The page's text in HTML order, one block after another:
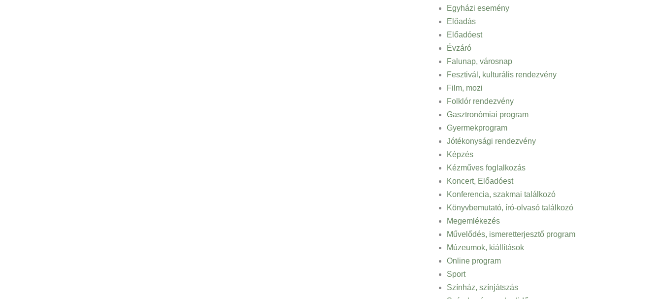
Egyházi esemény
Előadás
Előadóest
Évzáró
Falunap, városnap
Fesztivál, kulturális rendezvény
Film, mozi
Folklór rendezvény
Gasztronómiai program
Gyermekprogram
Jótékonysági rendezvény
Képzés
Kézműves foglalkozás
Koncert, Előadóest
Konferencia, szakmai találkozó
Könyvbemutató, író-olvasó találkozó
Megemlékezés
Művelődés, ismeretterjesztő program
Múzeumok, kiállítások
Online program
Sport
Színház, színjátszás